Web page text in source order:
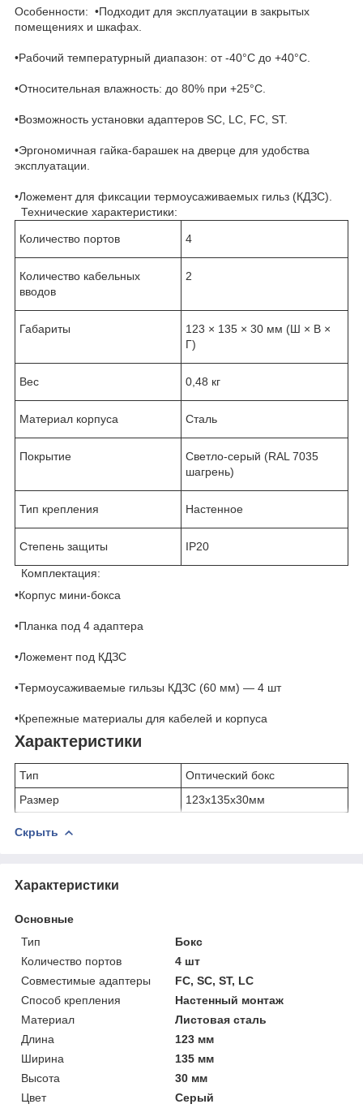
Особенности: •Подходит для эксплуатации в закрытых
помещениях и шкафах.
•Рабочий температурный диапазон: от -40°C до +40°C.
•Относительная влажность: до 80% при +25°C.
•Возможность установки адаптеров SC, LC, FC, ST.
•Эргономичная гайка-барашек на дверце для удобства
эксплуатации.
•Ложемент для фиксации термоусаживаемых гильз (КДЗС).
Технические характеристики:
Количество портов 4
Количество кабельных
вводов
2
Габариты
123 × 135 × 30 мм (Ш × В ×
Г)
Вес 0,48 кг
Материал корпуса Сталь
Покрытие
Светло-серый (RAL 7035
шагрень)
Тип крепления Настенное
Степень защиты IP20
Комплектация:
•Корпус мини-бокса
•Планка под 4 адаптера
•Ложемент под КДЗС
•Термоусаживаемые гильзы КДЗС (60 мм) — 4 шт
•Крепежные материалы для кабелей и корпуса
Характеристики
Тип
Оптический бокс
Размер
123х135х30мм
Скрыть
Характеристики
Основные
Тип
Бокс
Количество портов
4 шт
Совместимые адаптеры
FC, SC, ST, LC
Способ крепления
Настенный монтаж
Материал
Листовая сталь
Длина
123 мм
Ширина
135 мм
Высота
30 мм
Цвет
Серый